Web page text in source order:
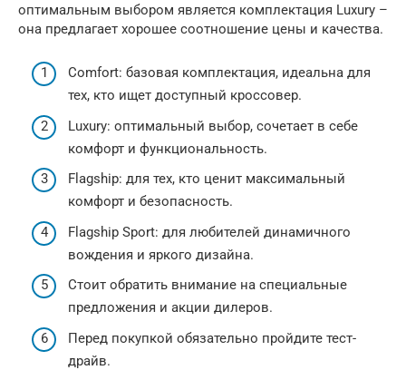
оптимальным выбором является комплектация Luxury –
она предлагает хорошее соотношение цены и качества.
Comfort: базовая комплектация, идеальна для
тех, кто ищет доступный кроссовер.
Luxury: оптимальный выбор, сочетает в себе
комфорт и функциональность.
Flagship: для тех, кто ценит максимальный
комфорт и безопасность.
Flagship Sport: для любителей динамичного
вождения и яркого дизайна.
Стоит обратить внимание на специальные
предложения и акции дилеров.
Перед покупкой обязательно пройдите тест-
драйв.